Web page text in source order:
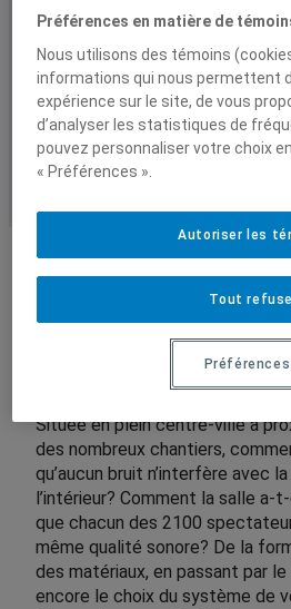
Vidéos
Conférences enregistrées
0
.
0
0
$
acoustique. Quels
permis
excellence?
En quelques mots
Située en plein centre-ville à
des nombreux chantiers,
qu’aucun bruit n’interfère avec
l’intérieur? Comment la salle
que chacun des 2100
même qualité sonore? De la
des matériaux, en passant par
encore le choix du système de
Préférences en matière de
Nous utilisons des témoins
informations qui nous permettent
expérience sur le site, de vous
d’analyser les statistiques de
pouvez personnaliser votre choix
« Préférences ».
Tout
Autoriser les
Préférences